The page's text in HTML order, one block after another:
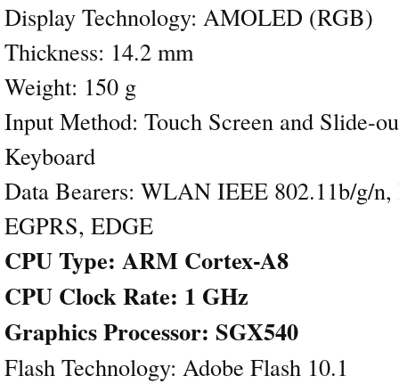
Display Technology: AMOLED (RGB)
Thickness: 14.2 mm
Weight: 150 g
Input Method: Touch Screen and Slide-
Keyboard
Data Bearers: WLAN IEEE 802.11b/g/
EGPRS, EDGE
CPU Type: ARM Cortex-A8
CPU Clock Rate: 1 GHz
Graphics Processor: SGX540
Flash Technology: Adobe Flash 10.1